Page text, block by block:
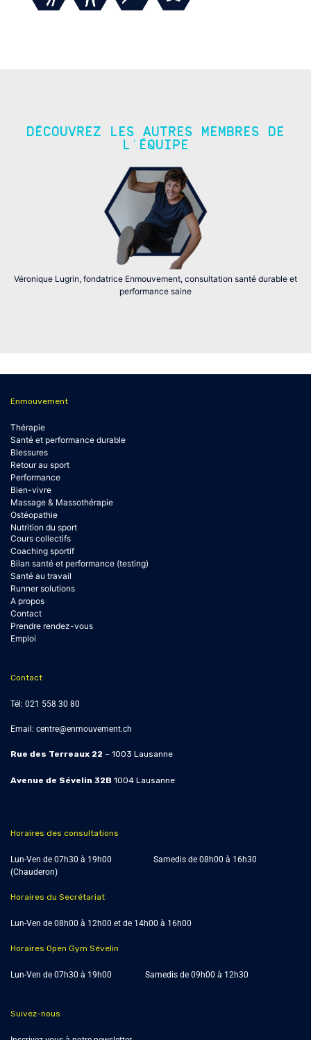
DÉCOUVREZ LES AUTRES MEMBRES DE
L'ÉQUIPE
Véronique Lugrin, fondatrice Enmouvement, consultation santé durable et
performance saine
Enmouvement
Thérapie
Santé et performance durable
Blessures
Retour au sport
Performance
Bien-vivre
Massage & Massothérapie
Ostéopathie
Nutrition du sport
Cours collectifs
Coaching sportif
Bilan santé et performance (testing)
Santé au travail
Runner solutions
A propos
Contact
Prendre rendez-vous
Emploi
Contact
Tél: 021 558 30 80
Email: centre@enmouvement.ch
Rue des Terreaux 22 – 1003 Lausanne
Avenue de Sévelin 32B 1004 Lausanne
Horaires des consultations
Lun-Ven de 07h30 à 19h00 Samedis de 08h00 à 16h30
(Chauderon)
Horaires du Secrétariat
Lun-Ven de 08h00 à 12h00 et de 14h00 à 16h00
Horaires Open Gym Sévelin
Lun-Ven de 07h30 à 19h00 Samedis de 09h00 à 12h30
Suivez-nous